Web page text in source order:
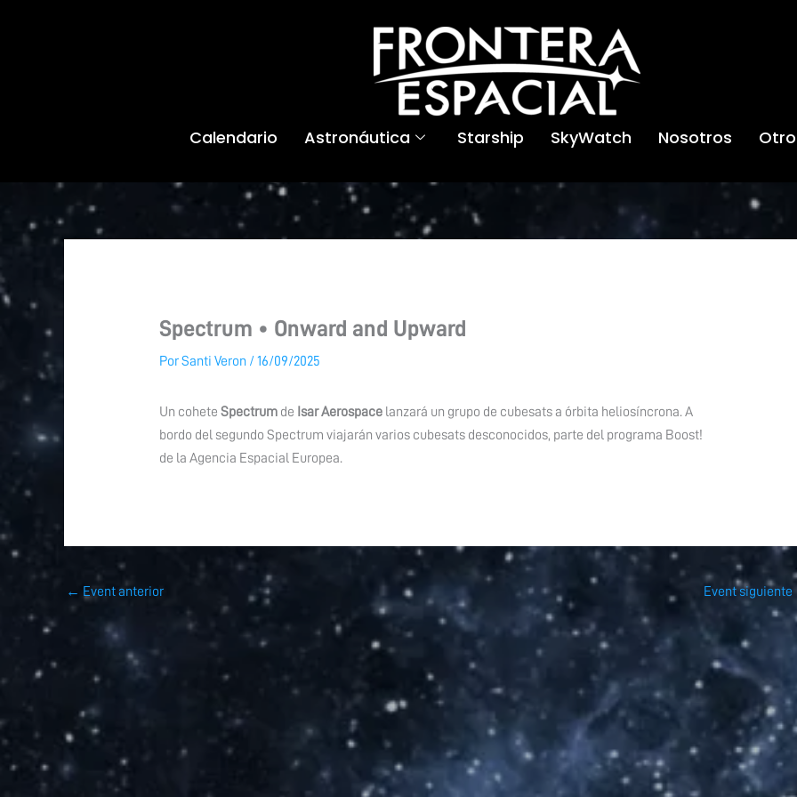
Calendario Astronáutica Starship SkyWatch Nosotros
Spectrum • Onward and Upward
PorSanti Veron /16/09/2025
Un cohete Spectrumde Isar Aerospacelanzará un grupo de cubesats a órbita heliosíncrona. A
bordo del segundo Spectrum viajarán varios cubesats desconocidos, parte del programa Boost!
de la Agencia Espacial Europea.
← Event anterior Event siguiente